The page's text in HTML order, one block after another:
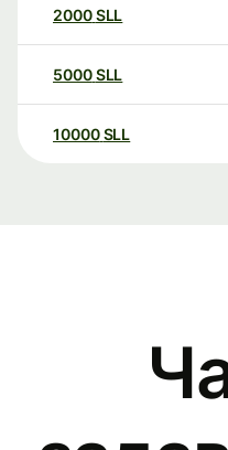
2000SLL
5000SLL
10000 SLL